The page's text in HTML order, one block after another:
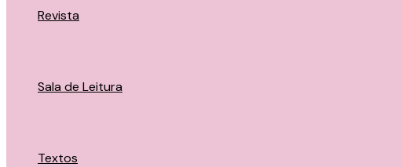
Revista
Sala de Leitura
Textos